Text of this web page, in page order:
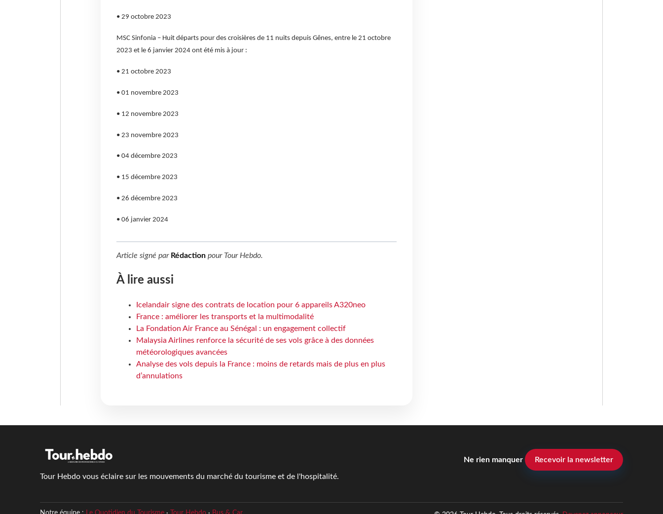
• 29 octobre 2023
MSC Sinfonia – Huit départs pour des croisières de 11 nuits depuis Gênes, entre le 21 octobre
2023 et le 6 janvier 2024 ont été mis à jour :
• 21 octobre 2023
• 01 novembre 2023
• 12 novembre 2023
• 23 novembre 2023
• 04 décembre 2023
• 15 décembre 2023
• 26 décembre 2023
• 06 janvier 2024
Article signé par Rédactionpour Tour Hebdo.
À lire aussi
Icelandair signe des contrats de location pour 6 appareils A320neo
France : améliorer les transports et la multimodalité
La Fondation Air France au Sénégal : un engagement collectif
Malaysia Airlines renforce la sécurité de ses vols grâce à des données
météorologiques avancées
Analyse des vols depuis la France : moins de retards mais de plus en plus
d’annulations
Tour Hebdo vous éclaire sur les mouvements du marché du tourisme et de l'hospitalité.
Ne rien manquer Recevoir la newsletter